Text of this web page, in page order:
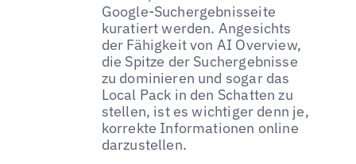
Google-Suchergebnisseite
kuratiert werden. Angesichts
der Fähigkeit von AI Overview,
die Spitze der Suchergebnisse
zu dominieren und sogar das
Local Pack in den Schatten zu
stellen, ist es wichtiger denn je,
korrekte Informationen online
darzustellen.